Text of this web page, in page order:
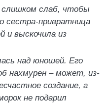
слишком слаб, чтобы
сестра-привратница
и выскочила из
над юношей. Его
нахмурен – может, из-
создание, а
не подарил